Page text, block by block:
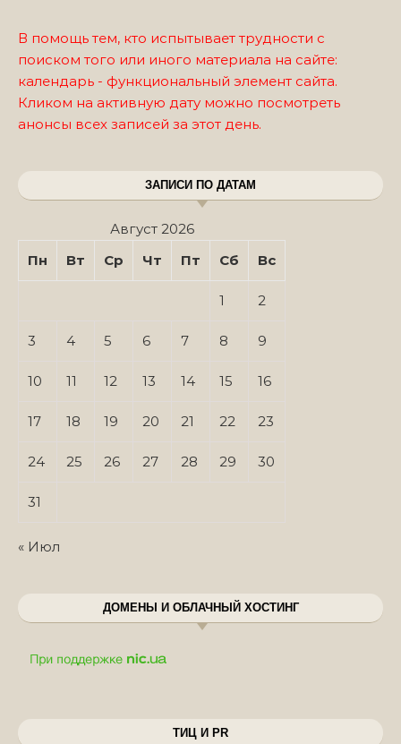
В помощь тем, кто испытывает трудности с
поиском того или иного материала на сайте:
календарь - функциональный элемент сайта.
Кликом на активную дату можно посмотреть
анонсы всех записей за этот день.
ЗАПИСИ ПО ДАТАМ
Август 2026
Пн
Вт Ср Чт Пт Сб Вс
1 2
3 4 5 6 7 8 9
10 11 12 13 14 15 16
17 18 19 20 21 22 23
24 25 26 27 28 29 30
31
« Июл
ДОМЕНЫ И ОБЛАЧНЫЙ ХОСТИНГ
ТИЦ И PR